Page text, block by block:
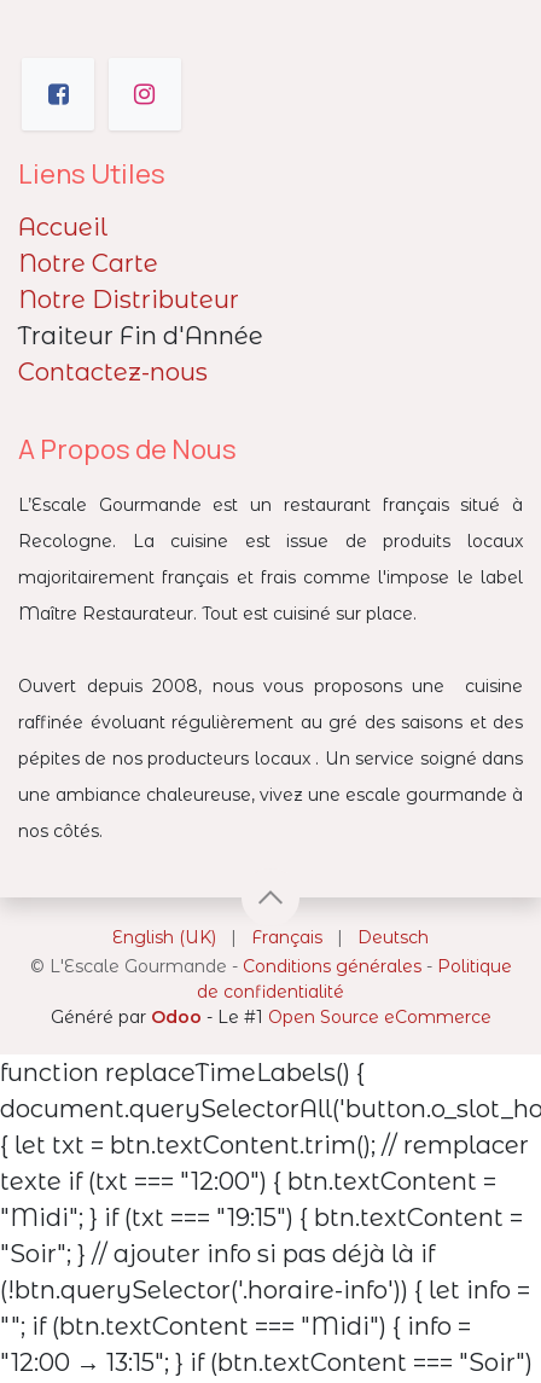
Liens Utiles
Accueil
Notre Carte
Notre Distributeur
Traiteur Fin d'Année
Contactez-nous
A Propos de Nous
L’Escale Gourmande est un restaurant français situé à
Recologne. La cuisine est issue de produits locaux
majoritairement français et frais comme l'impose le label
Maître Restaurateur. Tout est cuisiné sur place.
Ouvert depuis 2008, nous vous proposons une cuisine
raffinée évoluant régulièrement au gré des saisons et des
pépites de nos producteurs locaux . Un service soigné dans
une ambiance chaleureuse, vivez une escale gourmande à
nos côtés.
© L'Escale Gourmande - Conditions générales- Politique
de confidentialité
English (UK) | Français | Deutsch
Généré par Odoo - Le #1 Open Source eCommerce
function replaceTimeLabels() {
{ let txt = btn.textContent.trim(); // remplacer
texte if (txt === "12:00") { btn.textContent =
"Midi"; } if (txt === "19:15") { btn.textContent =
"Soir"; } // ajouter info si pas déjà là if
(!btn.querySelector('.horaire-info')) { let info =
""; if (btn.textContent === "Midi") { info =
"12:00 → 13:15"; } if (btn.textContent === "Soir")